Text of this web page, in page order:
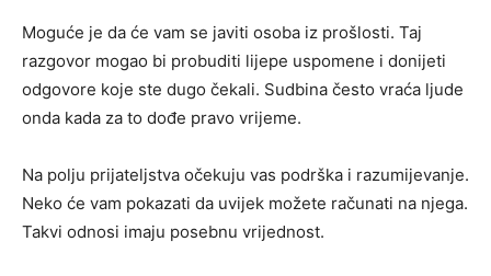
Moguće je da će vam se javiti osoba iz prošlosti. Taj
razgovor mogao bi probuditi lijepe uspomene i donijeti
odgovore koje ste dugo čekali. Sudbina često vraća ljude
onda kada za to dođe pravo vrijeme.
Na polju prijateljstva očekuju vas podrška i razumijevanje.
Neko će vam pokazati da uvijek možete računati na njega.
Takvi odnosi imaju posebnu vrijednost.